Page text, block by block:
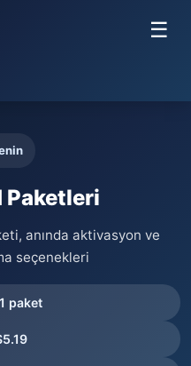
☰
Paketleri
anında aktivasyon ve
seçenekleri
paket